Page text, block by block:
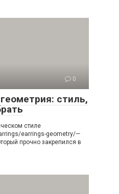
0
стиль,
стиле
earrings-geometry/—
прочно закрепился в